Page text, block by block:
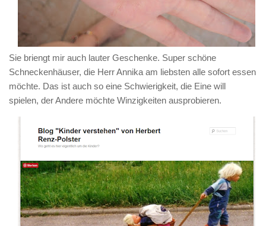
Sie briengt mir auch lauter Geschenke. Super schöne
Schneckenhäuser, die Herr Annika am liebsten alle sofort essen
möchte. Das ist auch so eine Schwierigkeit, die Eine will
spielen, der Andere möchte Winzigkeiten ausprobieren.